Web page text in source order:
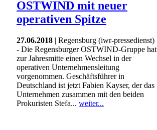
OSTWIND mit neuer
operativen Spitze
27.06.2018 | Regensburg (iwr-pressedienst)
- Die Regensburger OSTWIND-Gruppe hat
zur Jahresmitte einen Wechsel in der
operativen Unternehmensleitung
vorgenommen. Geschäftsführer in
Deutschland ist jetzt Fabien Kayser, der das
Unternehmen zusammen mit den beiden
Prokuristen Stefa... weiter...